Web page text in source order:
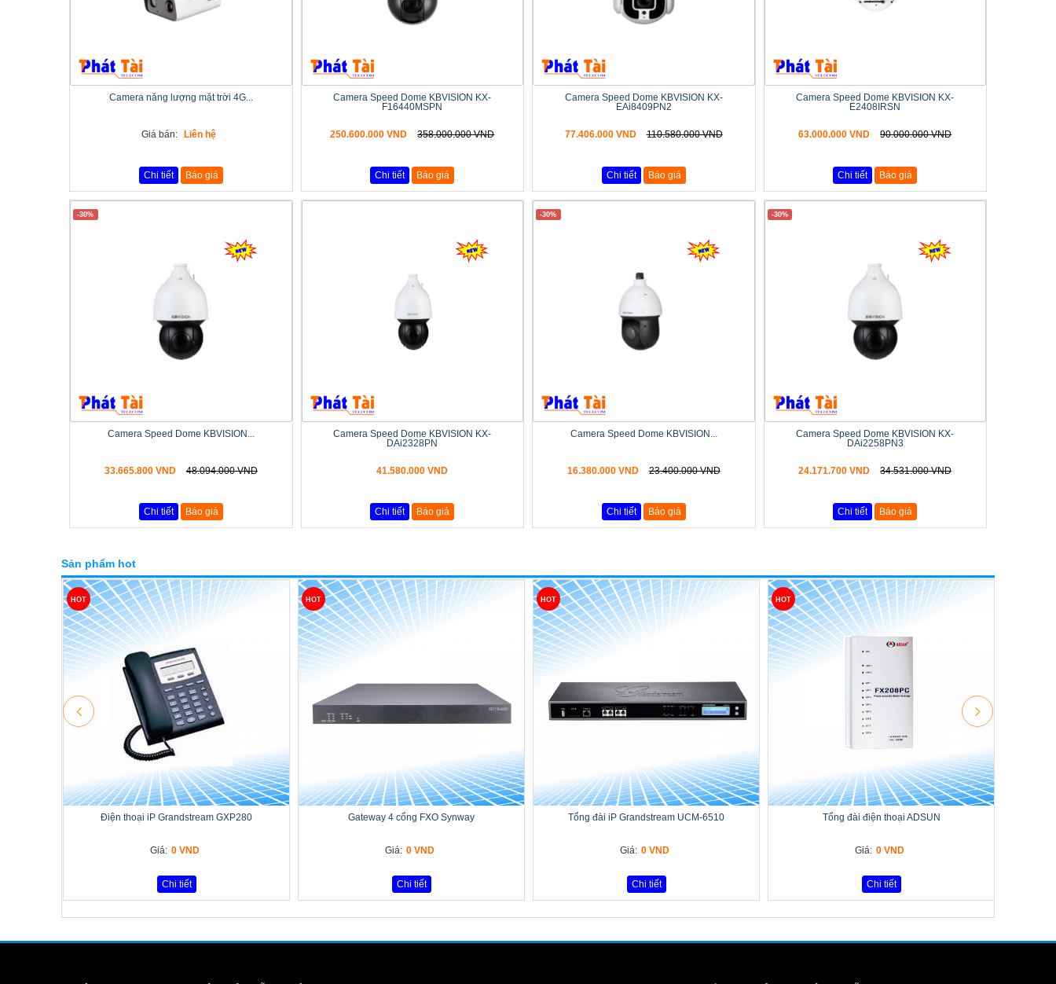
Camera năng lượng mặt trời 4G...
Giá bán: Liên hệ
Chi tiết Báo giá
Camera Speed Dome KBVISION KX-
F16440MSPN
250.600.000 VND 358.000.000 VND
Chi tiết Báo giá
Camera Speed Dome KBVISION KX-
EAi8409PN2
77.406.000 VND 110.580.000 VND
Chi tiết Báo giá
Camera Speed Dome KBVISION KX-
E2408IRSN
63.000.000 VND 90.000.000 VND
Chi tiết Báo giá
-30%
Camera Speed Dome KBVISION...
33.665.800 VND 48.094.000 VND
Chi tiết Báo giá
Camera Speed Dome KBVISION KX-
DAi2328PN
41.580.000 VND
Chi tiết Báo giá
-30%
Camera Speed Dome KBVISION...
16.380.000 VND 23.400.000 VND
Chi tiết Báo giá
-30%
Camera Speed Dome KBVISION KX-
DAi2258PN3
24.171.700 VND 34.531.000 VND
Chi tiết Báo giá
Sản phẩm hot
HOT
Điện thoại iP Grandstream GXP280
Giá: 0 VND
Chi tiết
HOT
Gateway 4 cổng FXO Synway
Giá: 0 VND
Chi tiết
HOT
Tổng đài iP Grandstream UCM-6510
Giá: 0 VND
Chi tiết
HOT
Tổng đài điện thoại ADSUN
Giá: 0 VND
Chi tiết